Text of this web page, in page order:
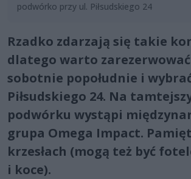
podwórko przy ul. Piłsudskiego 24
Rzadko zdarzają się takie
dlatego warto
sobotnie popołudnie i
Piłsudskiego 24. Na
podwórku wystąpi
grupa Omega Impact.
krzesłach (mogą też być
i koce).